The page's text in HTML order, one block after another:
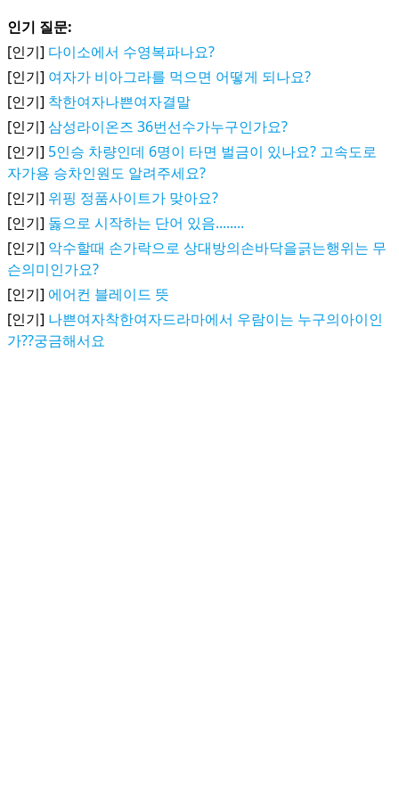
인기 질문:
[인기] 다이소에서 수영복파나요?
[인기] 여자가 비아그라를 먹으면 어떻게 되나요?
[인기] 착한여자나쁜여자결말
[인기] 삼성라이온즈 36번선수가누구인가요?
[인기] 5인승 차량인데 6명이 타면 벌금이 있나요? 고속도로
자가용 승차인원도 알려주세요?
[인기] 위핑 정품사이트가 맞아요?
[인기] 돓으로 시작하는 단어 있음........
[인기] 악수할때 손가락으로 상대방의손바닥을긁는행위는 무
슨의미인가요?
[인기] 에어컨 블레이드 뜻
[인기] 나쁜여자착한여자드라마에서 우람이는 누구의아이인
가??궁금해서요